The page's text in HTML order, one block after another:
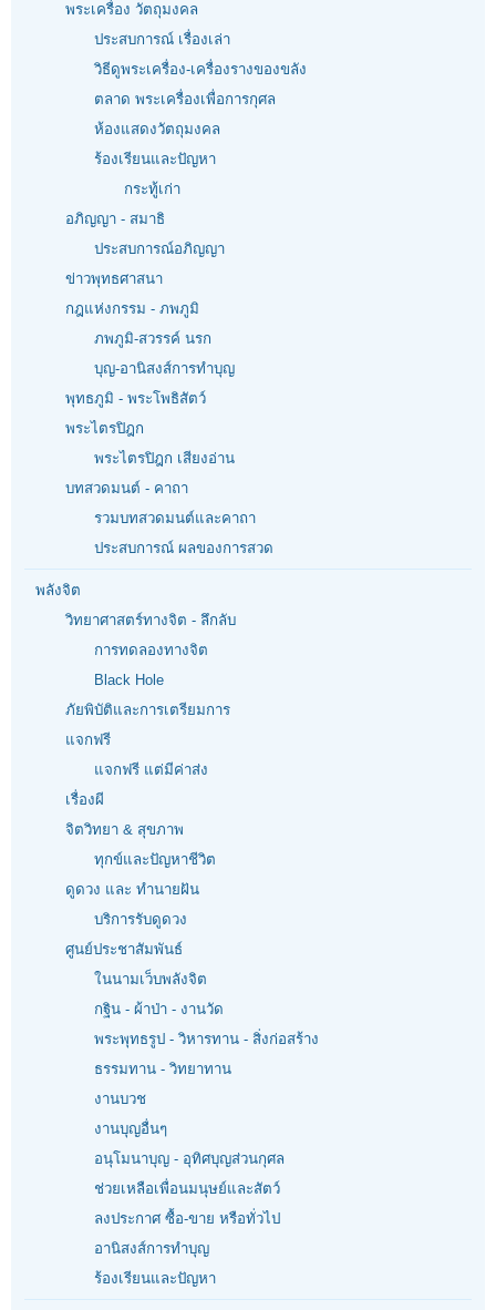
พระเครื่อง วัตถุมงคล
ประสบการณ์ เรื่องเล่า
วิธีดูพระเครื่อง-เครื่องรางของขลัง
ตลาด พระเครื่องเพื่อการกุศล
ห้องแสดงวัตถุมงคล
ร้องเรียนและปัญหา
กระทู้เก่า
อภิญญา - สมาธิ
ประสบการณ์อภิญญา
ข่าวพุทธศาสนา
กฎแห่งกรรม - ภพภูมิ
ภพภูมิ-สวรรค์ นรก
บุญ-อานิสงส์การทำบุญ
พุทธภูมิ - พระโพธิสัตว์
พระไตรปิฎก
พระไตรปิฎก เสียงอ่าน
บทสวดมนต์ - คาถา
รวมบทสวดมนต์และคาถา
ประสบการณ์ ผลของการสวด
พลังจิต
วิทยาศาสตร์ทางจิต - ลึกลับ
การทดลองทางจิต
Black Hole
ภัยพิบัติและการเตรียมการ
แจกฟรี
แจกฟรี แต่มีค่าส่ง
เรื่องผี
จิตวิทยา & สุขภาพ
ทุกข์และปัญหาชีวิต
ดูดวง และ ทำนายฝัน
บริการรับดูดวง
ศูนย์ประชาสัมพันธ์
ในนามเว็บพลังจิต
กฐิน - ผ้าป่า - งานวัด
พระพุทธรูป - วิหารทาน - สิ่งก่อสร้าง
ธรรมทาน - วิทยาทาน
งานบวช
งานบุญอื่นๆ
อนุโมนาบุญ - อุทิศบุญส่วนกุศล
ช่วยเหลือเพื่อนมนุษย์และสัตว์
ลงประกาศ ซื้อ-ขาย หรือทั่วไป
อานิสงส์การทำบุญ
ร้องเรียนและปัญหา